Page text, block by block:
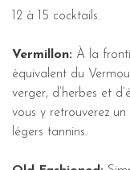
12 à 15 cocktails.
Vermillon: À la
équivalent du
verger, d’herbes et
vous y retrouverez
légers tannins.